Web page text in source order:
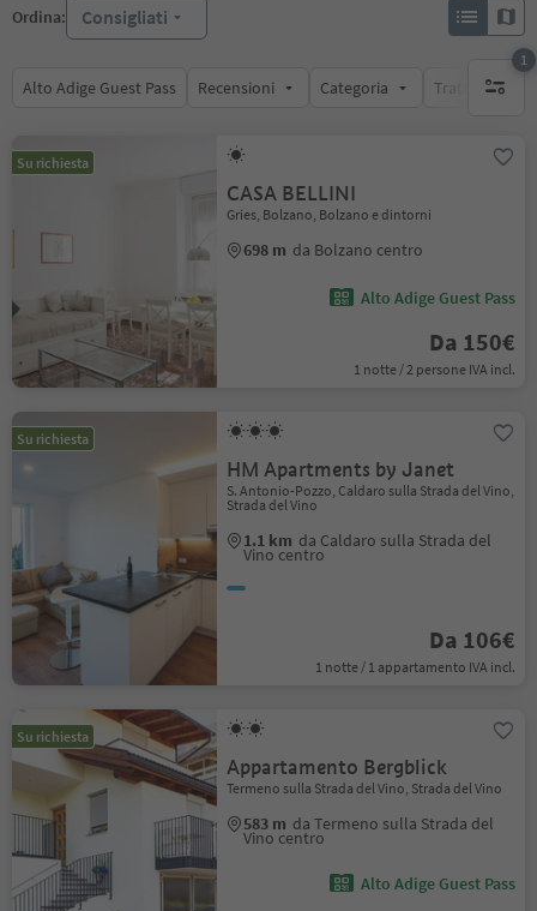
Ordina: Consigliati
Alto Adige Guest Pass Recensioni Categoria Trattamento
1
1 filtro
Su richiesta
CASA BELLINI
Gries, Bolzano, Bolzano e dintorni
698 m da Bolzano centro
Alto Adige Guest Pass
Da 150€
1 notte / 2 persone IVA incl.
Su richiesta
HM Apartments by Janet
S. Antonio-Pozzo, Caldaro sulla Strada del Vino,
Strada del Vino
1.1 km da Caldaro sulla Strada del
Vino centro
Da 106€
1 notte / 1 appartamento IVA incl.
Su richiesta
Appartamento Bergblick
Termeno sulla Strada del Vino, Strada del Vino
583 m da Termeno sulla Strada del
Vino centro
Alto Adige Guest Pass